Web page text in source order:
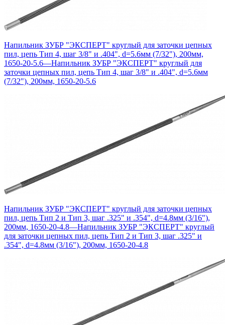
Напильник ЗУБР "ЭКСПЕРТ" круглый для заточки цепных
пил, цепь Тип 4, шаг 3/8" и .404", d=5.6мм (7/32"), 200мм,
1650-20-5.6—Напильник ЗУБР "ЭКСПЕРТ" круглый для
заточки цепных пил, цепь Тип 4, шаг 3/8" и .404", d=5.6мм
(7/32"), 200мм, 1650-20-5.6
Напильник ЗУБР "ЭКСПЕРТ" круглый для заточки цепных
пил, цепь Тип 2 и Тип 3, шаг .325" и .354", d=4.8мм (3/16"),
200мм, 1650-20-4.8—Напильник ЗУБР "ЭКСПЕРТ" круглый
для заточки цепных пил, цепь Тип 2 и Тип 3, шаг .325" и
.354", d=4.8мм (3/16"), 200мм, 1650-20-4.8